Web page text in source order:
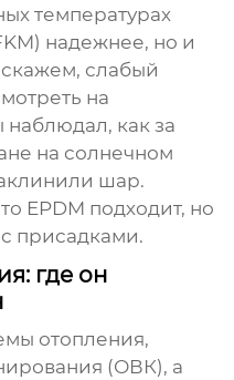
температурах
надежнее, но и
слабый
на
как за
на солнечном
шар.
EPDM подходит, но
присадками.
где он
отопления,
(ОВК), а